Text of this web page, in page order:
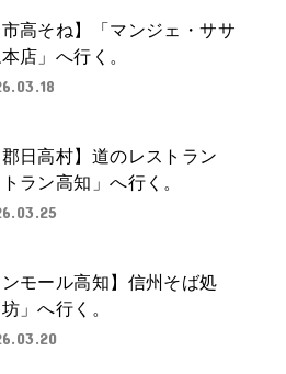
市高そね】「マンジェ・ササ
店」へ行く。
郡日高村】道のレストラン
トラン高知」へ行く。
ンモール高知】信州そば処
坊」へ行く。